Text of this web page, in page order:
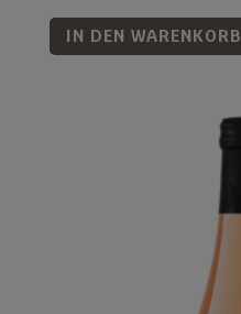
IN DEN WARENKORB